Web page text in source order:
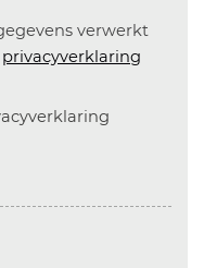
verwerkt
privacyverklaring